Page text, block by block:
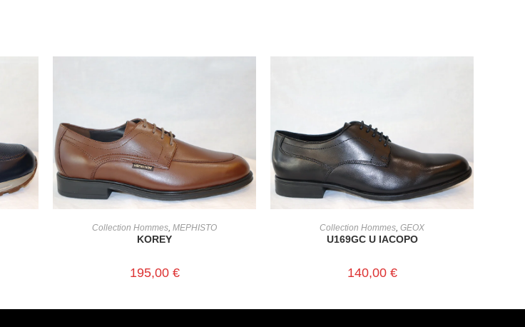
CHOIX DES OPTIONS
Collection Hommes MEPHISTO
KOREY
195,00 €
CHOIX DES OPTIONS
Collection Hommes GEOX
U169GC U IACOPO
140,00 €